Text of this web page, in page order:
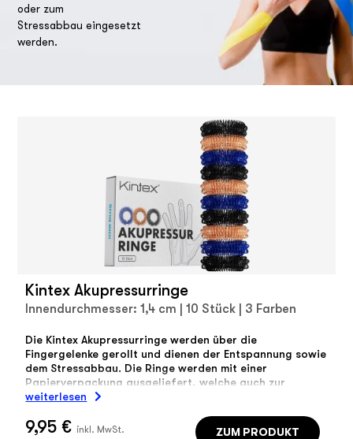
oder zum
Stressabbau eingesetzt
werden.
Kintex Akupressurringe
Innendurchmesser: 1,4 cm | 10 Stück | 3 Farben
Die Kintex Akupressurringe werden über die
Fingergelenke gerollt und dienen der Entspannung sowie
dem Stressabbau. Die Ringe werden mit einer
Papierverpackung ausgeliefert, welche auch zur
Aufbewahrung genutzt werden kann.
weiterlesen
9,95 € inkl. MwSt. ZUM PRODUKT